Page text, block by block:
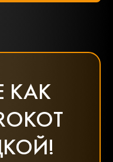
КАК